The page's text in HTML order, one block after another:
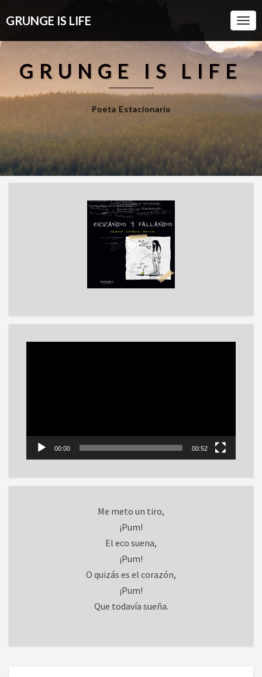
GRUNGE IS LIFE
GRUNGE IS LIFE
Poeta Estacionario
00:00 00:52
Me meto un tiro,
¡Pum!
El eco suena,
¡Pum!
O quizás es el corazón,
¡Pum!
Que todavía sueña.